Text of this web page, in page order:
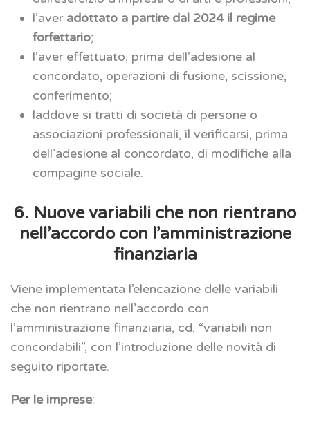
l’aver adottato a partire dal 2024 il regime
forfettario;
l’aver effettuato, prima dell’adesione al
concordato, operazioni di fusione, scissione,
conferimento;
laddove si tratti di società di persone o
associazioni professionali, il verificarsi, prima
dell’adesione al concordato, di modifiche alla
compagine sociale.
6. Nuove variabili che non rientrano
nell’accordo con l’amministrazione
finanziaria
Viene implementata l’elencazione delle variabili
che non rientrano nell’accordo con
l’amministrazione finanziaria, cd. “variabili non
concordabili”, con l’introduzione delle novità di
seguito riportate.
Per le imprese: